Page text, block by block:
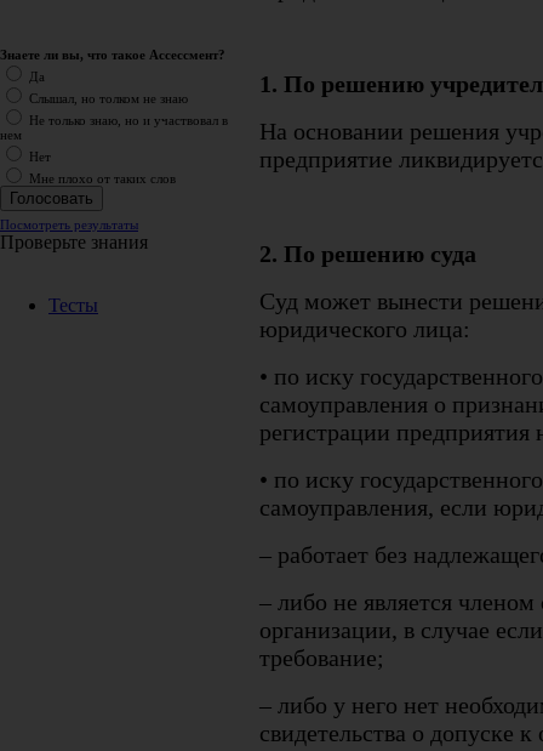
Знаете ли вы, что такое Ассессмент?
Да
Слышал, но толком не знаю
Не только знаю, но и участвовал в
нем
Нет
Мне плохо от таких слов
Посмотреть результаты
Проверьте знания
Тесты
1. По решению
На основании решения
предприятие
2. По решению суда
Суд может вынести
юридического лица:
• по иску
самоуправления о
регистрации предприятия
• по иску
самоуправления, если
– работает без
– либо не является
организации, в случае
требование;
– либо у него нет
свидетельства о допуске